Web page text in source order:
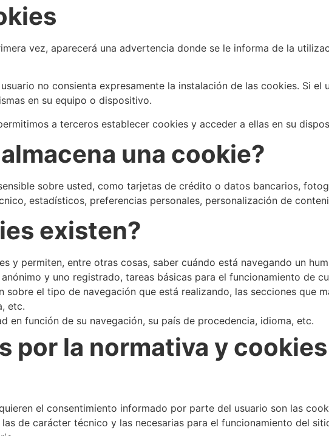
vez, aparecerá una advertencia donde se le informa de la
no consienta expresamente la instalación de las cookies. Si el
en su equipo o dispositivo.
a terceros establecer cookies y acceder a ellas en su
una cookie?
sobre usted, como tarjetas de crédito o datos bancarios,
estadísticos, preferencias personales, personalización de
existen?
y permiten, entre otras cosas, saber cuándo está navegando un
y uno registrado, tareas básicas para el funcionamiento de
sobre el tipo de navegación que está realizando, las secciones que
etc.
en función de su navegación, su país de procedencia, idioma, etc.
por la normativa y cookies
el consentimiento informado por parte del usuario son las
de carácter técnico y las necesarias para el funcionamiento del